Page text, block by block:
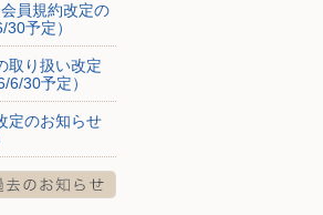
員規約改定の
予定）
取り扱い改定
6/30予定）
定のお知らせ